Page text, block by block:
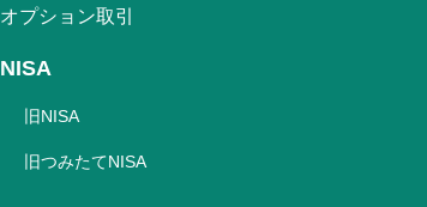
オプション取引
NISA
旧NISA
旧つみたてNISA